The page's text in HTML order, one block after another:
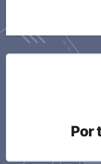
Por